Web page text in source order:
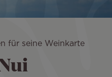
für seine Weinkarte